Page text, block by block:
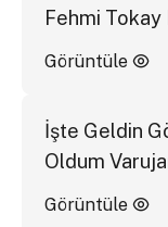
Fehmi Tokay
Görüntüle
İşte Geldin
Oldum
Görüntüle